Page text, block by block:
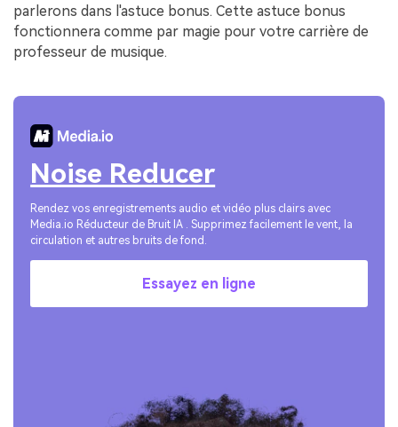
parlerons dans l'astuce bonus. Cette astuce bonus
fonctionnera comme par magie pour votre carrière de
professeur de musique.
Noise Reducer
Rendez vos enregistrements audio et vidéo plus clairs avec
Media.io Réducteur de Bruit IA . Supprimez facilement le vent, la
circulation et autres bruits de fond.
Essayez en ligne